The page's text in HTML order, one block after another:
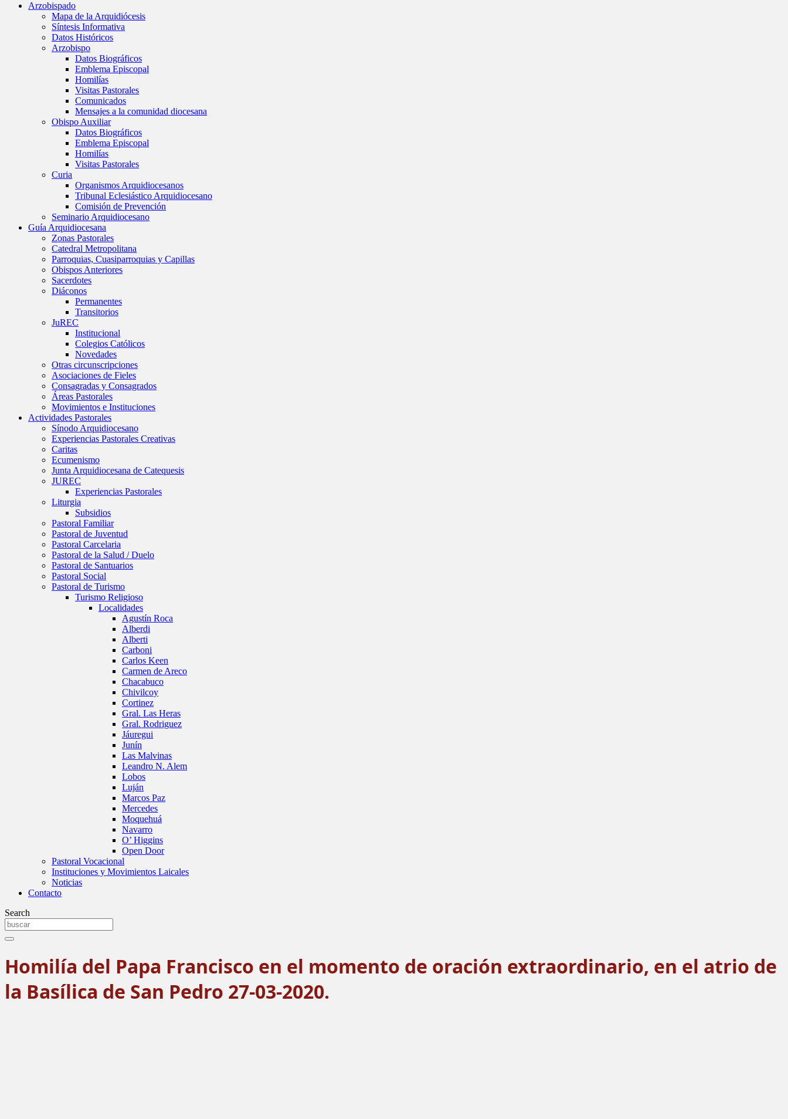
Arzobispado
Mapa de la Arquidiócesis
Síntesis Informativa
Datos Históricos
Arzobispo
Datos Biográficos
Emblema Episcopal
Homilías
Visitas Pastorales
Comunicados
Mensajes a la comunidad diocesana
Obispo Auxiliar
Datos Biográficos
Emblema Episcopal
Homilías
Visitas Pastorales
Curia
Organismos Arquidiocesanos
Tribunal Eclesiástico Arquidiocesano
Comisión de Prevención
Seminario Arquidiocesano
Guía Arquidiocesana
Zonas Pastorales
Catedral Metropolitana
Parroquias, Cuasiparroquias y Capillas
Obispos Anteriores
Sacerdotes
Diáconos
Permanentes
Transitorios
JuREC
Institucional
Colegios Católicos
Novedades
Otras circunscripciones
Asociaciones de Fieles
Consagradas y Consagrados
Áreas Pastorales
Movimientos e Instituciones
Actividades Pastorales
Sínodo Arquidiocesano
Experiencias Pastorales Creativas
Caritas
Ecumenismo
Junta Arquidiocesana de Catequesis
JUREC
Experiencias Pastorales
Liturgia
Subsidios
Pastoral Familiar
Pastoral de Juventud
Pastoral Carcelaria
Pastoral de la Salud / Duelo
Pastoral de Santuarios
Pastoral Social
Pastoral de Turismo
Turismo Religioso
Localidades
Agustín Roca
Alberdi
Alberti
Carboni
Carlos Keen
Carmen de Areco
Chacabuco
Chivilcoy
Cortinez
Gral. Las Heras
Gral. Rodriguez
Jáuregui
Junín
Las Malvinas
Leandro N. Alem
Lobos
Luján
Marcos Paz
Mercedes
Moquehuá
Navarro
O’ Higgins
Open Door
Pastoral Vocacional
Instituciones y Movimientos Laicales
Noticias
Contacto
Search
Homilía del Papa Francisco en el momento de oración extraordinario, en el atrio de
la Basílica de San Pedro 27-03-2020.